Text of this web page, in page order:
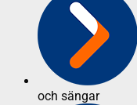
och sängar